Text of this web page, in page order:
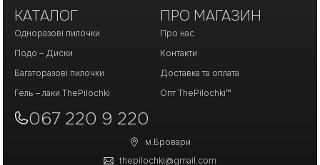
КАТАЛОГ
Одноразові пилочки
Подо – Диски
Багаторазові пилочки
Гель – лаки ThePilochki
ПРО МАГАЗИН
Про нас
Контакти
Доставка та оплата
Опт ThePilochki™
067 220 9 220
м.Бровари
thepilochki@gmail.com